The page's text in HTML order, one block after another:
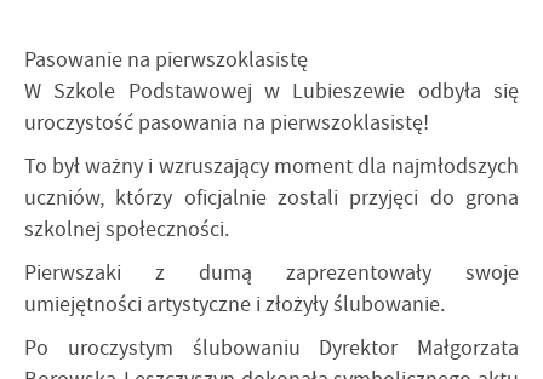
Pasowanie na pierwszoklasistę
W Szkole Podstawowej w Lubieszewie odbyła się
uroczystość pasowania na pierwszoklasistę!
To był ważny i wzruszający moment dla najmłodszych
uczniów, którzy oficjalnie zostali przyjęci do grona
szkolnej społeczności.
Pierwszaki z dumą zaprezentowały swoje
umiejętności artystyczne i złożyły ślubowanie.
Po uroczystym ślubowaniu Dyrektor Małgorzata